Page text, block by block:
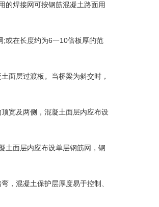
的焊接网可按钢筋混凝土路面用
或在长度约为6一10倍板厚的范
面层过渡板。当桥梁为斜交时，
宽及两侧，混凝土面层内应布设
土面层内应布设单层钢筋网，钢
，混凝土保护层厚度易于控制、